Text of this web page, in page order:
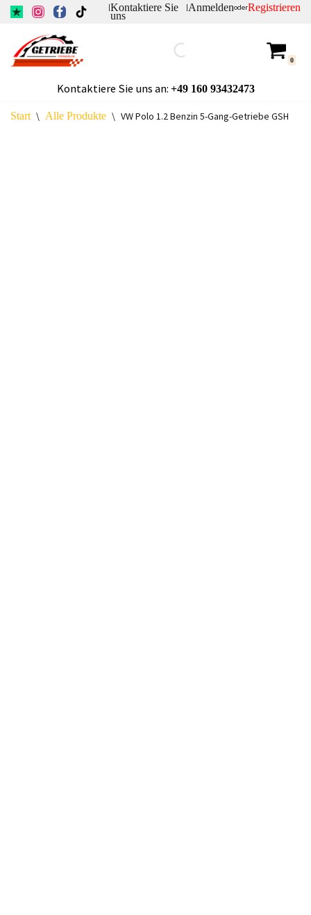
Inhalt
springen
|Kontaktiere Sie
uns
|AnmeldenoderRegistrieren
0
Kontaktiere Sie uns an: +49160 93432473
Start \ Alle Produkte \ VW Polo 1.2 Benzin 5-Gang-Getriebe GSH